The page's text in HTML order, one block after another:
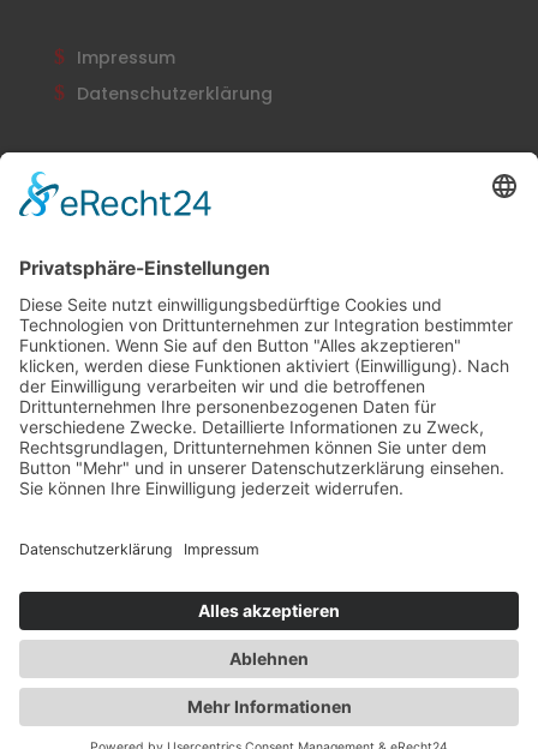
Impressum
Datenschutzerklärung
Newsletter
Abonnieren
Copyright © 2026 Alle Rechte vorbehalten. Erstellt
durchMobiles Denken
Impressum Datenschutzerklärung